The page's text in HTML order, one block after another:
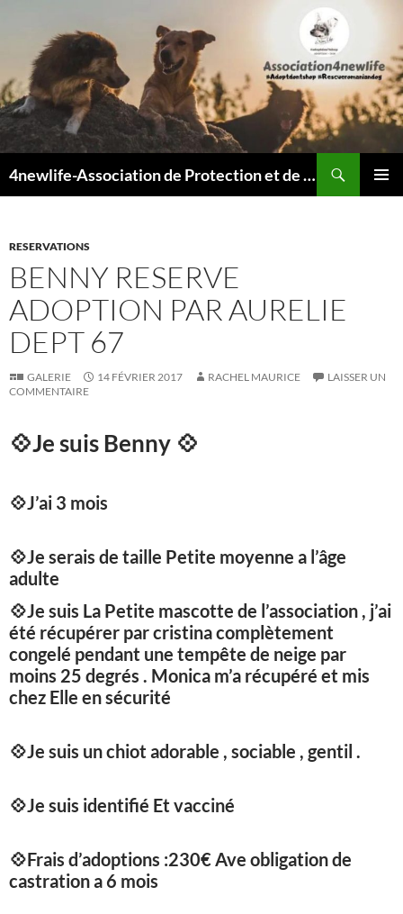
4newlife-Association de Protection et de défense animale. Loi de 1908
RESERVATIONS
BENNY RESERVE
ADOPTION PAR AURELIE
DEPT 67
GALERIE 14 FÉVRIER 2017 RACHEL MAURICE
LAISSER UN
COMMENTAIRE
💠Je suis Benny 💠
💠J’ai 3 mois
💠Je serais de taille Petite moyenne a l’âge
adulte
💠Je suis La Petite mascotte de l’association , j’ai
été récupérer par cristina complètement
congelé pendant une tempête de neige par
moins 25 degrés . Monica m’a récupéré et mis
chez Elle en sécurité
💠Je suis un chiot adorable , sociable , gentil .
💠Je suis identifié Et vacciné
💠Frais d’adoptions :230€ Ave obligation de
castration a 6 mois